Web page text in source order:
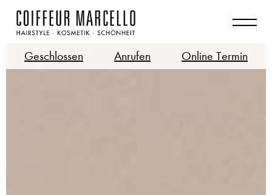
Geschlossen Anrufen Online Termin